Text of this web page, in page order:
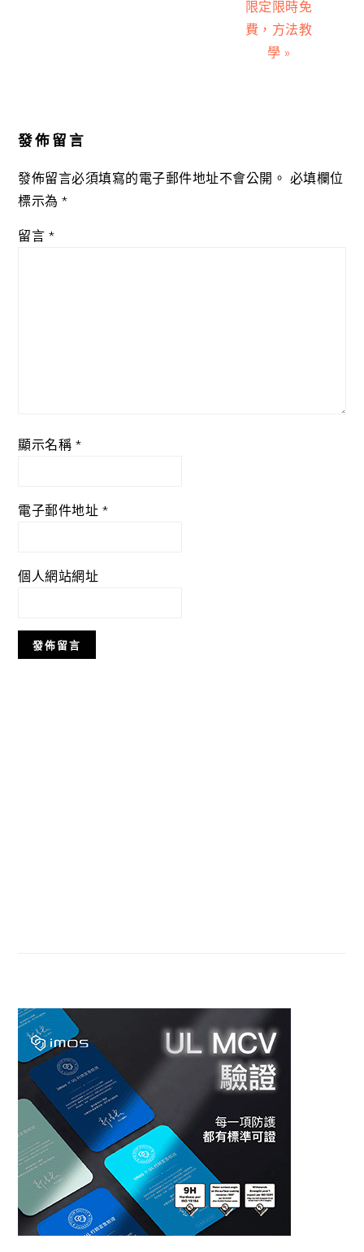
限定限時免
費，方法教
學 »
發佈留言
發佈留言必須填寫的電子郵件地址不會公開。 必填欄位
標示為*
留言 *
顯示名稱 *
電子郵件地址 *
個人網站網址